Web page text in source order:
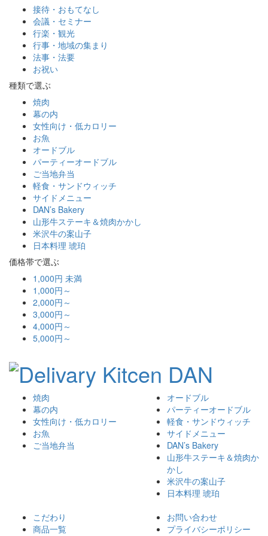
接待・おもてなし
会議・セミナー
行楽・観光
行事・地域の集まり
法事・法要
お祝い
種類で選ぶ
焼肉
幕の内
女性向け・低カロリー
お魚
オードブル
パーティーオードブル
ご当地弁当
軽食・サンドウィッチ
サイドメニュー
DAN’s Bakery
山形牛ステーキ＆焼肉かかし
米沢牛の案山子
日本料理 琥珀
価格帯で選ぶ
1,000円 未満
1,000円～
2,000円～
3,000円～
4,000円～
5,000円～
焼肉
幕の内
女性向け・低カロリー
お魚
ご当地弁当
オードブル
パーティーオードブル
軽食・サンドウィッチ
サイドメニュー
DAN’s Bakery
山形牛ステーキ＆焼肉か
かし
米沢牛の案山子
日本料理 琥珀
こだわり
商品一覧
お問い合わせ
プライバシーポリシー